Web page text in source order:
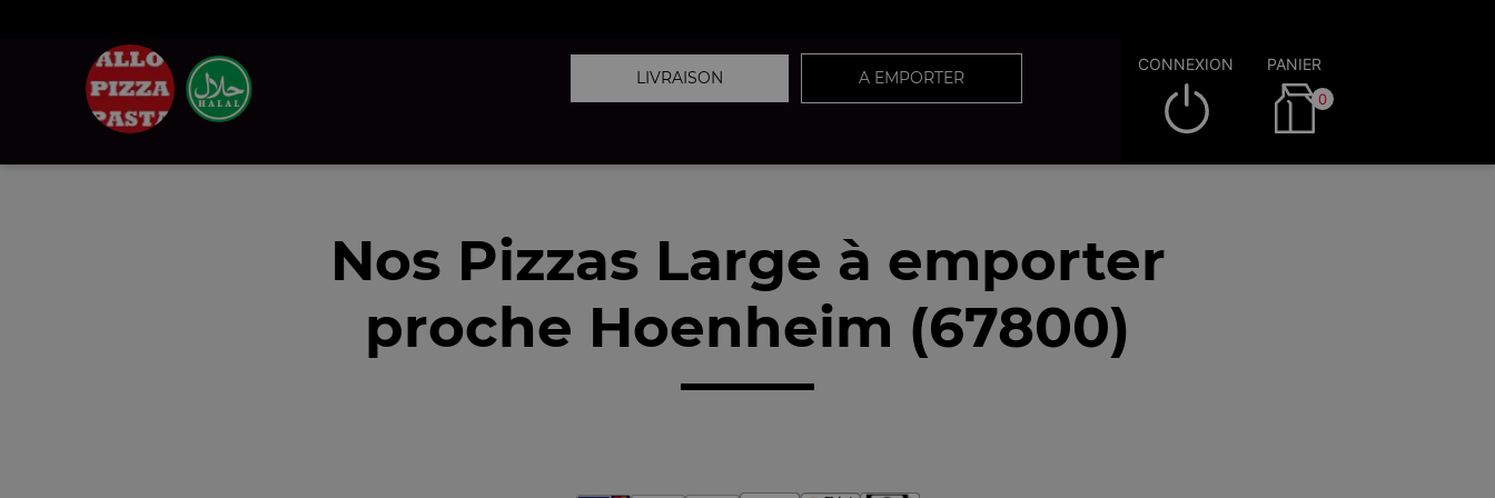
LIVRAISON A EMPORTER
CONNEXION PANIER
0
Nos Pizzas Large à emporter
proche Hoenheim (67800)